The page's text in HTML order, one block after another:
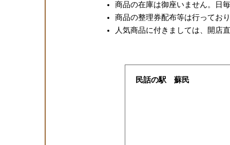
商品の在庫は御座いません。日
商品の整理券配布等は行ってお
人気商品に付きましては、開店
民話の駅 蘇民